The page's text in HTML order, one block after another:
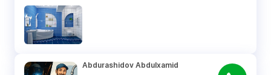
Abdurashidov Abdulxamid